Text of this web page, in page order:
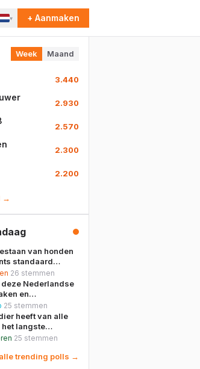
▾ + Aanmaken
Week Maand
3.440
2.930
2.570
2.300
2.200
→
van honden
standaard
eten en
26 stemmen
Nederlandse
en
op jaar, van
meest recent.
25 stemmen
heeft van alle
langste
in verhouding tot
25 stemmen
trending polls →